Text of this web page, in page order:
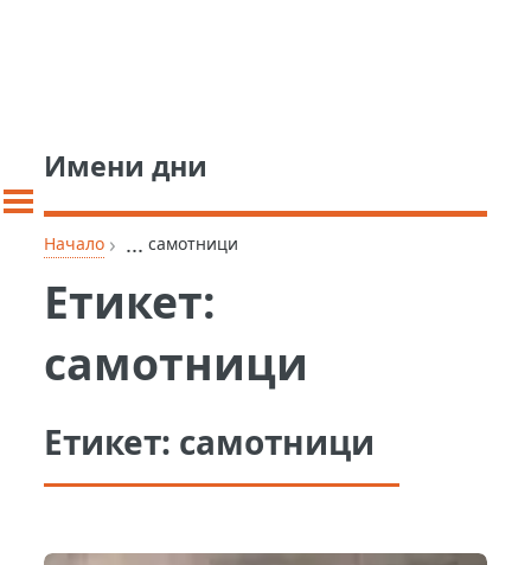
Имени дни
Начало › ... самотници
Етикет:
самотници
Етикет: самотници